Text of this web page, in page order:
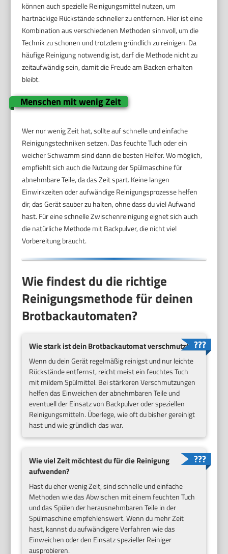
können auch spezielle Reinigungsmittel nutzen, um
hartnäckige Rückstände schneller zu entfernen. Hier ist eine
Kombination aus verschiedenen Methoden sinnvoll, um die
Technik zu schonen und trotzdem gründlich zu reinigen. Da
häufige Reinigung notwendig ist, darf die Methode nicht zu
zeitaufwändig sein, damit die Freude am Backen erhalten
bleibt.
Menschen mit wenig Zeit
Wer nur wenig Zeit hat, sollte auf schnelle und einfache
Reinigungstechniken setzen. Das feuchte Tuch oder ein
weicher Schwamm sind dann die besten Helfer. Wo möglich,
empfiehlt sich auch die Nutzung der Spülmaschine für
abnehmbare Teile, da das Zeit spart. Keine langen
Einwirkzeiten oder aufwändige Reinigungsprozesse helfen
dir, das Gerät sauber zu halten, ohne dass du viel Aufwand
hast. Für eine schnelle Zwischenreinigung eignet sich auch
die natürliche Methode mit Backpulver, die nicht viel
Vorbereitung braucht.
Wie findest du die richtige
Reinigungsmethode für deinen
Brotbackautomaten?
Wie stark ist dein Brotbackautomat verschmutzt?
Wenn du dein Gerät regelmäßig reinigst und nur leichte
Rückstände entfernst, reicht meist ein feuchtes Tuch
mit mildem Spülmittel. Bei stärkeren Verschmutzungen
helfen das Einweichen der abnehmbaren Teile und
eventuell der Einsatz von Backpulver oder speziellen
Reinigungsmitteln. Überlege, wie oft du bisher gereinigt
hast und wie gründlich das war.
Wie viel Zeit möchtest du für die Reinigung
aufwenden?
Hast du eher wenig Zeit, sind schnelle und einfache
Methoden wie das Abwischen mit einem feuchten Tuch
und das Spülen der herausnehmbaren Teile in der
Spülmaschine empfehlenswert. Wenn du mehr Zeit
hast, kannst du aufwändigere Verfahren wie das
Einweichen oder den Einsatz spezieller Reiniger
ausprobieren.